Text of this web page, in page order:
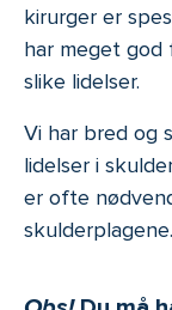
kirurger er
har meget god
slike lidelser.
Vi har bred og
lidelser i
er ofte
skulderplagene.